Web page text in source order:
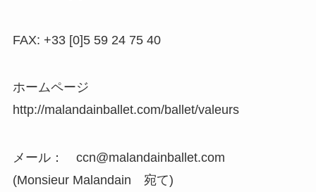
FAX: +33 [0]5 59 24 75 40
ホームページ
http://malandainballet.com/ballet/valeurs
メール： ccn@malandainballet.com
(Monsieur Malandain 宛て)